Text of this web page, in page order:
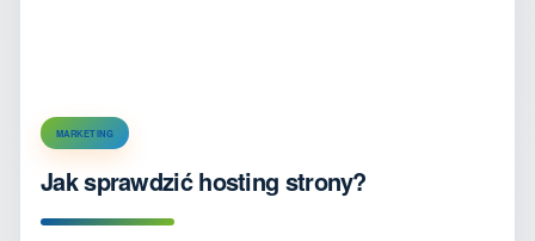
MARKETING
Jak sprawdzić hosting strony?